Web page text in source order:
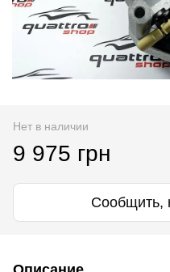
Нет в наличии
9 975 грн
Сообщить,